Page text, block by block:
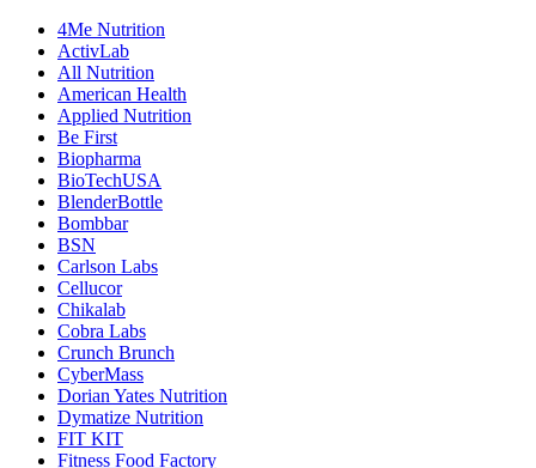
4Me Nutrition
ActivLab
All Nutrition
American Health
Applied Nutrition
Be First
Biopharma
BioTechUSA
BlenderBottle
Bombbar
BSN
Carlson Labs
Cellucor
Chikalab
Cobra Labs
Crunch Brunch
CyberMass
Dorian Yates Nutrition
Dymatize Nutrition
FIT KIT
Fitness Food Factory